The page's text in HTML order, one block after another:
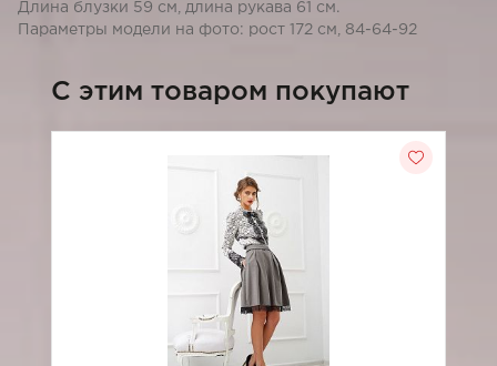
Длина блузки 59 см, длина рукава 61 см.
Параметры модели на фото: рост 172 см, 84-64-92
C этим товаром покупают